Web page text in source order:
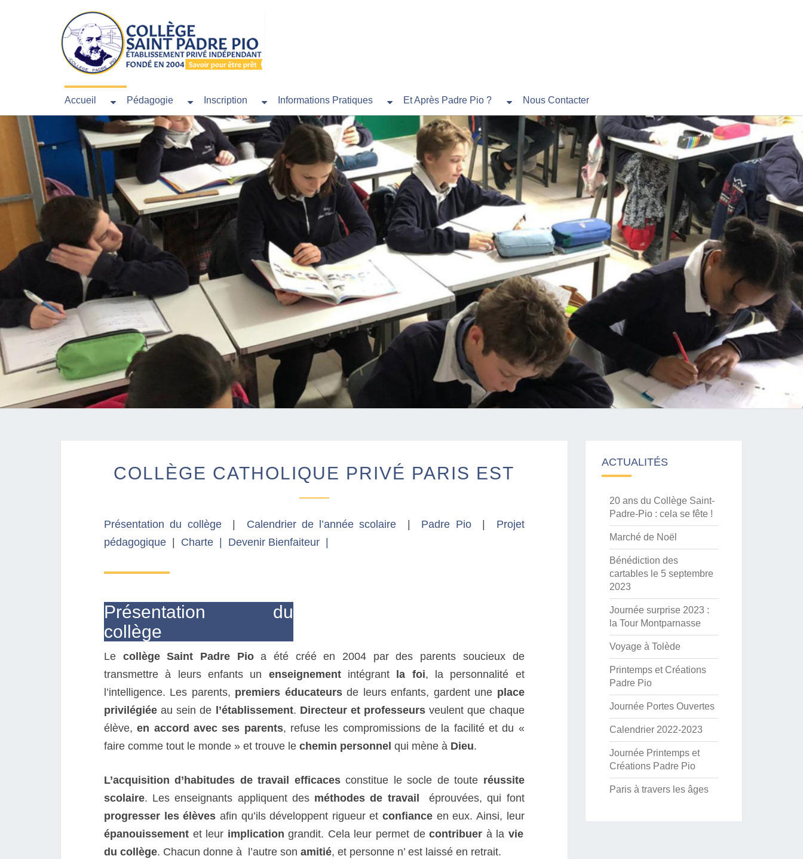
Accueil Pédagogie Inscription Informations Pratiques Et Après Padre Pio ? Nous Contacter
O
È
E
I
E
P
R
I
P
A
R
I
S
COLLÈGE CATHOLIQUE PRIVÉ PARIS EST
Présentation du collège| Calendrier de l’année scolaire Padre Pio| Projet
pédagogique
Charte Devenir Bienfaiteur |
Présentation du
collège
Le collège Saint Padre Pioa été créé en 2004 par des parents soucieux de
transmettre à leurs enfants un enseignementintégrantla foi, la personnalité et
l’intelligence. Les parents, premiers éducateursde leurs enfants, gardent une place
privilégiée au sein de l’établissement. Directeur et professeurs veulent que chaque
élève,en accord avec ses parents, refuse les compromissions de la facilité et du «
faire comme tout le monde » et trouve le chemin personnel qui mène à Dieu.
L’acquisition d’habitudes de travail efficacesconstitue le socle de toute réussite
scolaire. Les enseignants appliquent des méthodes de travail éprouvées, qui font
progresser les élèves afin qu’ils développent rigueur et confiance en eux. Ainsi, leur
épanouissement et leur implication grandit. Cela leur permet decontribuer à la vie
du collège. Chacun donne à l’autre son amitié, et personne n’ est laissé en retrait.
ACTUALITÉS
20 ans du Collège Saint-
Padre-Pio : cela se fête !
Marché de Noël
Bénédiction des
cartables le 5 septembre
2023
Journée surprise 2023 :
la Tour Montparnasse
Voyage à Tolède
Printemps et Créations
Padre Pio
Journée Portes Ouvertes
Calendrier 2022-2023
Journée Printemps et
Créations Padre Pio
Paris à travers les âges